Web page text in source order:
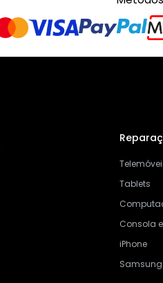
Tablets
Consola
iPhone